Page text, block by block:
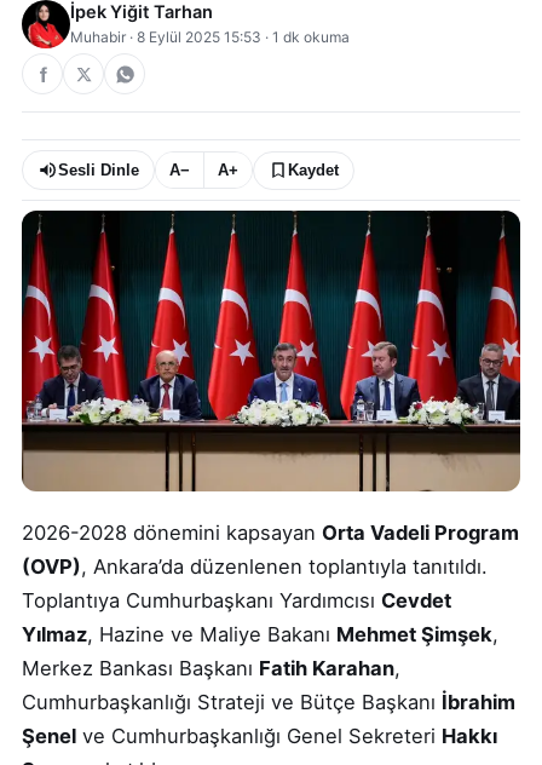
İpek Yiğit Tarhan
Muhabir · 8 Eylül 2025 15:53 · 1 dk okuma
Sesli Dinle A− A+ Kaydet
2026-2028 dönemini kapsayan Orta Vadeli Program
(OVP), Ankara’da düzenlenen toplantıyla tanıtıldı.
Toplantıya Cumhurbaşkanı Yardımcısı Cevdet
Yılmaz, Hazine ve Maliye Bakanı Mehmet Şimşek,
Merkez Bankası Başkanı Fatih Karahan,
Cumhurbaşkanlığı Strateji ve Bütçe Başkanı İbrahim
Şenel ve Cumhurbaşkanlığı Genel Sekreteri Hakkı